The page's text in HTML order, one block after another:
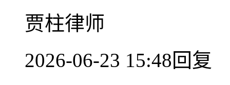
贾柱律师
2026-06-23 15:48回复